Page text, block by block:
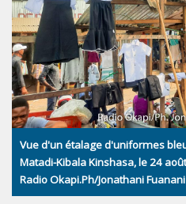
Vue d'un étalage d'uniformes
Matadi-Kibala Kinshasa, le 24
Radio Okapi.Ph/Jonathani